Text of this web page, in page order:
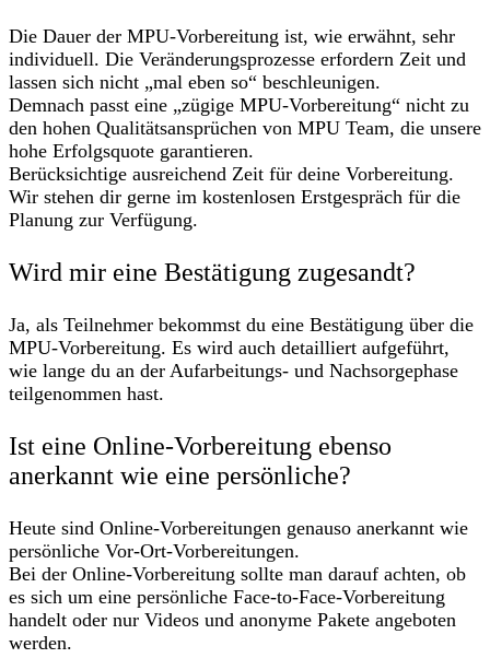
Die Dauer der MPU-Vorbereitung ist, wie erwähnt, sehr
individuell. Die Veränderungsprozesse erfordern Zeit und
lassen sich nicht „mal eben so“ beschleunigen.
Demnach passt eine „zügige MPU-Vorbereitung“ nicht zu
den hohen Qualitätsansprüchen von MPU Team, die unsere
hohe Erfolgsquote garantieren.
Berücksichtige ausreichend Zeit für deine Vorbereitung.
Wir stehen dir gerne im kostenlosen Erstgespräch für die
Planung zur Verfügung.
Wird mir eine Bestätigung zugesandt?
Ja, als Teilnehmer bekommst du eine Bestätigung über die
MPU-Vorbereitung. Es wird auch detailliert aufgeführt,
wie lange du an der Aufarbeitungs- und Nachsorgephase
teilgenommen hast.
Ist eine Online-Vorbereitung ebenso
anerkannt wie eine persönliche?
Heute sind Online-Vorbereitungen genauso anerkannt wie
persönliche Vor-Ort-Vorbereitungen.
Bei der Online-Vorbereitung sollte man darauf achten, ob
es sich um eine persönliche Face-to-Face-Vorbereitung
handelt oder nur Videos und anonyme Pakete angeboten
werden.